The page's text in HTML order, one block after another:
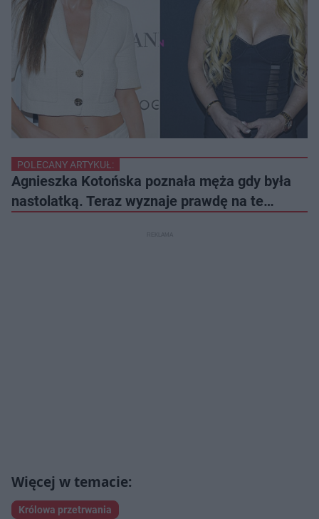
POLECANY ARTYKUŁ:
Agnieszka Kotońska poznała męża gdy była
nastolatką. Teraz wyznaje prawdę na te…
Królowa przetrwania